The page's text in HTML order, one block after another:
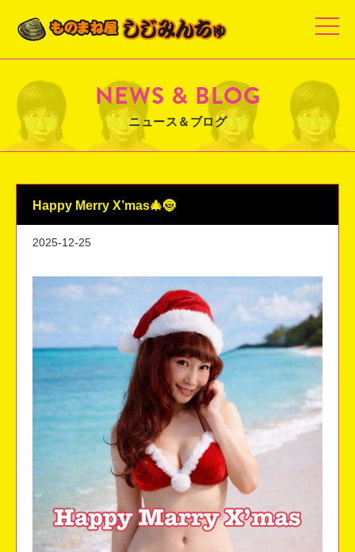
t
o
g
e
v
i
g
a
NEWS & BLOG
ニュース＆ブログ
Happy Merry X’mas🎄🤶
2025-12-25